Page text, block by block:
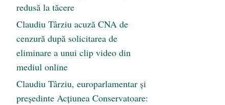
redusă la tăcere
Claudiu Târziu acuză CNA de
cenzură după solicitarea de
eliminare a unui clip video din
mediul online
Claudiu Târziu, europarlamentar și
președinte Acțiunea Conservatoare: